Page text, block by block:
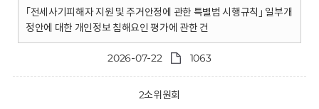
｢전세사기피해자 지원 및 주거안정에 관한 특별법 시행규칙｣ 일부개
정안에 대한 개인정보 침해요인 평가에 관한 건
2026-07-22 1063
2소위원회